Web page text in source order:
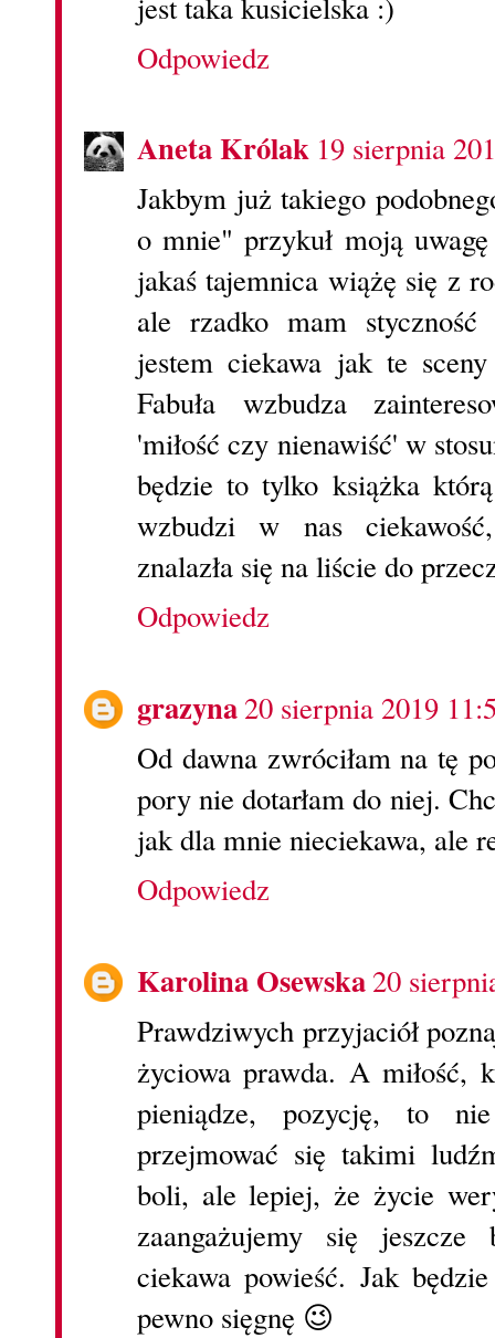
Odpowiedz
Aneta Królak 19 sierpnia
Jakbym już takiego
o mnie" przykuł moją
jakaś tajemnica wiążę się z
ale rzadko mam
jestem ciekawa jak te
Fabuła wzbudza
'miłość czy nienawiść' w
będzie to tylko książka
wzbudzi w nas
znalazła się na liście do
Odpowiedz
grazyna20 sierpnia 2019
Od dawna zwróciłam na tę
pory nie dotarłam do niej.
jak dla mnie nieciekawa, ale
Odpowiedz
Karolina Osewska20
Prawdziwych przyjaciół
życiowa prawda. A miłość,
pieniądze, pozycję, to
przejmować się takimi
boli, ale lepiej, że życie
zaangażujemy się jeszcze
ciekawa powieść. Jak
pewno sięgnę 😉